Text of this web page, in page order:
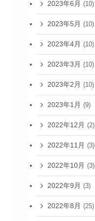
2023年6月 (10)
2023年5月 (10)
2023年4月 (10)
2023年3月 (10)
2023年2月 (10)
2023年1月 (9)
2022年12月 (2)
2022年11月 (3)
2022年10月 (3)
2022年9月 (3)
2022年8月 (25)